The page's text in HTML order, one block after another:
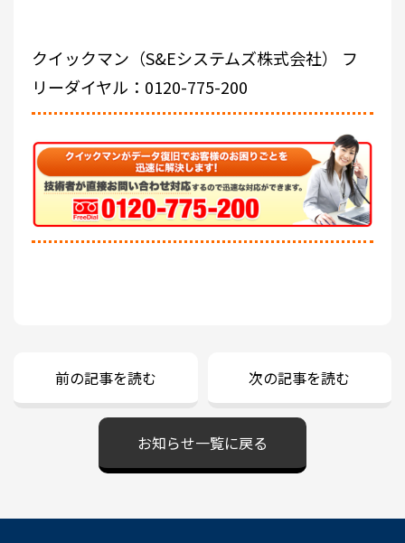
クイックマン（S&Eシステムズ株式会社）
フ
リーダイヤル：0120-775-200
前の記事を読む 次の記事を読む
お知らせ一覧に戻る